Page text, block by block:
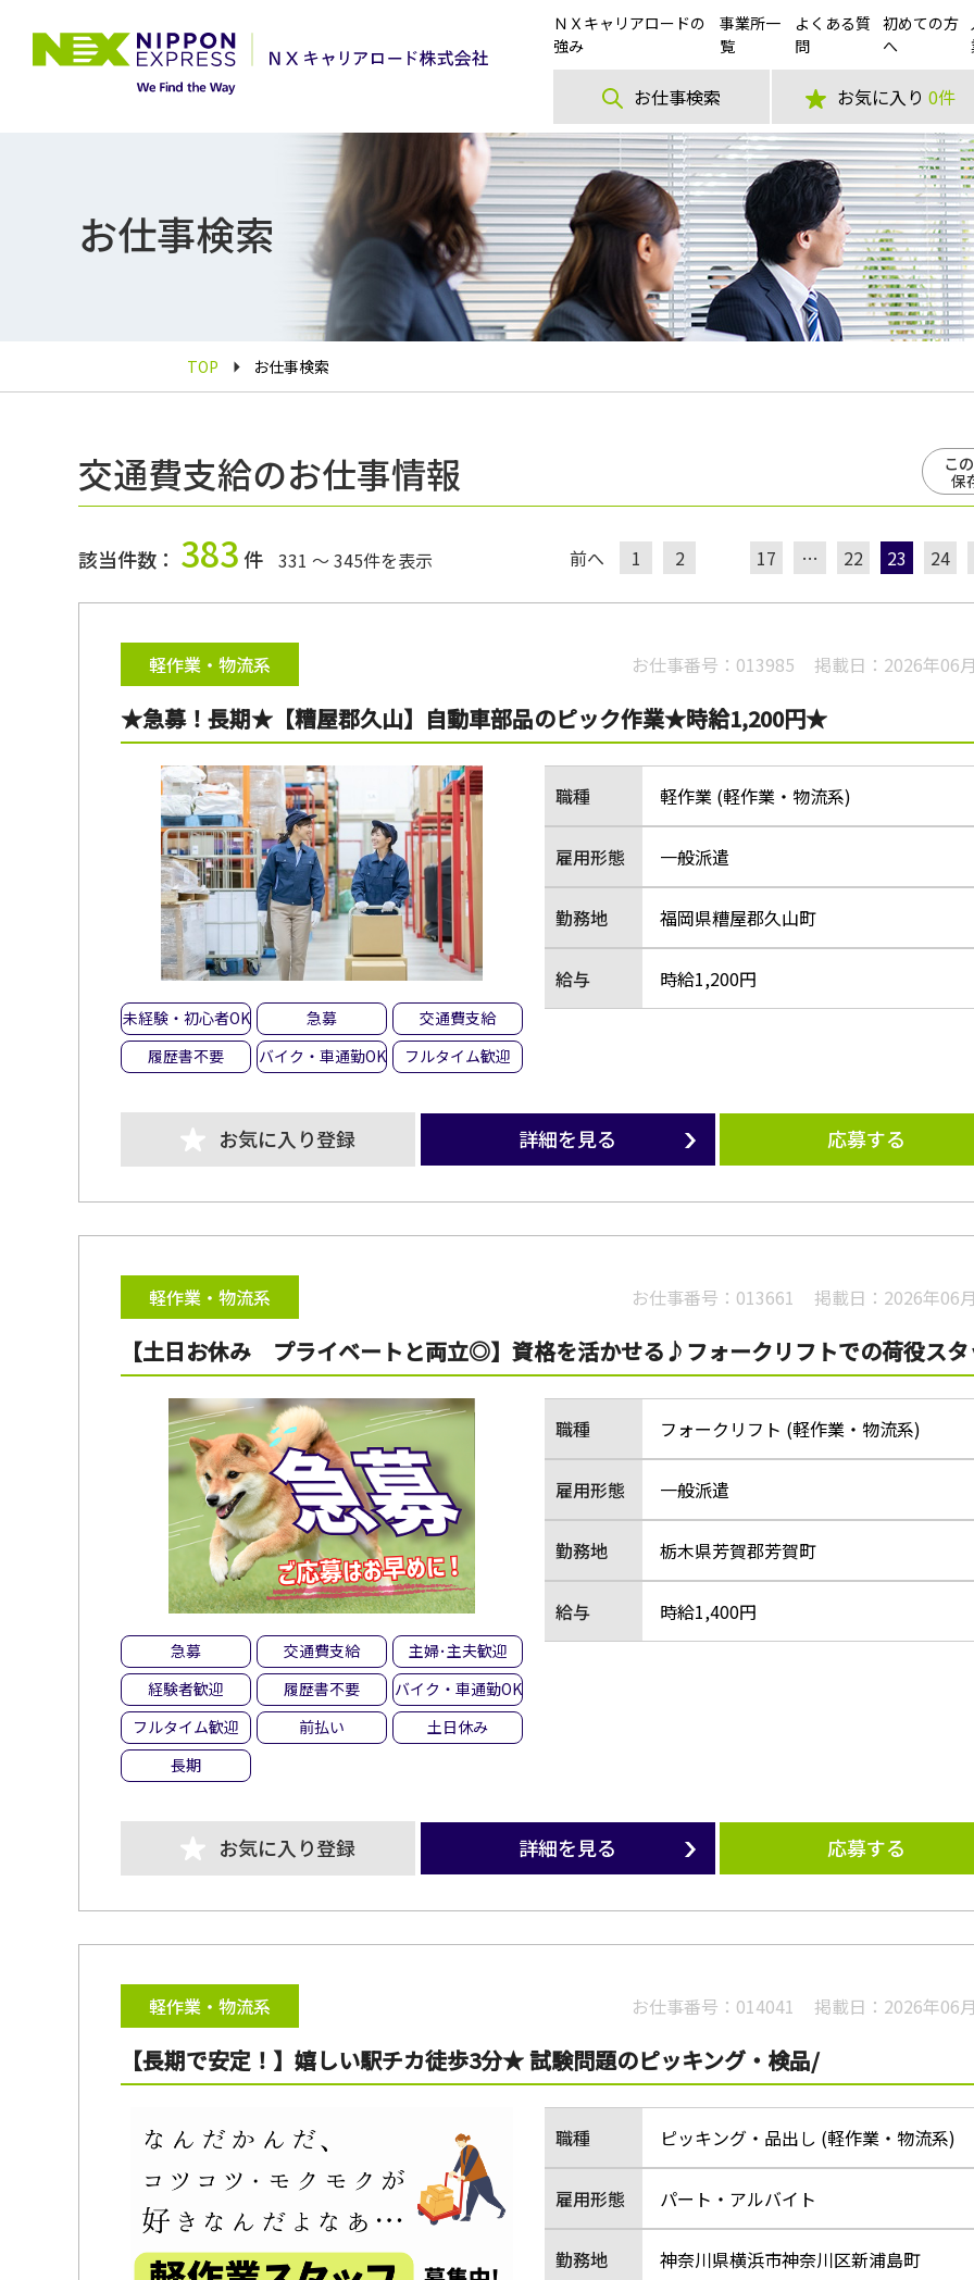
ＮＸキャリアロードの
強み
事業所一
覧
よくある質
問
初めての方
へ
お仕事検索 お気に入り 0件
お仕事検索
TOP お仕事検索
交通費支給のお仕事情報
こ
保
該当件数： 383件 331 ～ 345件を表示 前へ 1 2 17 … 22 23 24
軽作業・物流系 お仕事番号： 013985 掲載日： 2026年06
★急募！長期★【糟屋郡久山】自動車部品のピック作業★時給1,200円★
未経験・初心者OK 急募
交通費支給
履歴書不要
バイク・車通勤OK フルタイム歓迎
職種 軽作業 (軽作業・物流系)
雇用形態 一般派遣
勤務地 福岡県糟屋郡久山町
給与 時給1,200円
お気に入り登録 詳細を見る 応募する
軽作業・物流系 お仕事番号： 013661 掲載日： 2026年06
【土日お休み プライベートと両立◎】資格を活かせる♪フォークリフトでの荷役スタ
急募 交通費支給
主婦･主夫歓迎
経験者歓迎
履歴書不要
バイク・車通勤OK
フルタイム歓迎
前払い
土日休み
長期
職種 フォークリフト (軽作業・物流系)
雇用形態 一般派遣
勤務地 栃木県芳賀郡芳賀町
給与 時給1,400円
お気に入り登録 詳細を見る 応募する
軽作業・物流系 お仕事番号： 014041 掲載日： 2026年06
【長期で安定！】嬉しい駅チカ徒歩3分★ 試験問題のピッキング・検品/
職種 ピッキング・品出し (軽作業・物流系)
雇用形態 パート・アルバイト
勤務地 神奈川県横浜市神奈川区新浦島町